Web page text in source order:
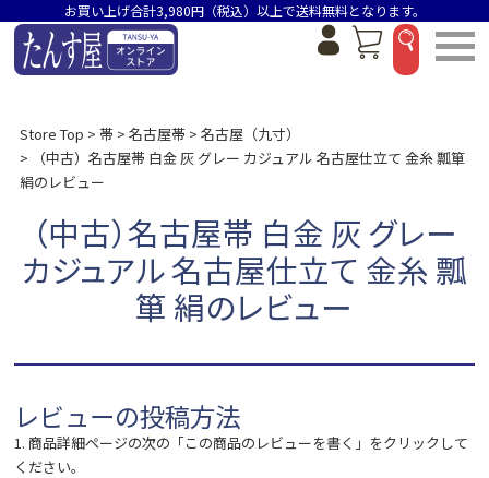
お買い上げ合計3,980円（税込）以上で送料無料となります。
Store Top 帯 名古屋帯
名古屋（九寸）
（中古）名古屋帯 白金 灰 グレー カジュアル 名古屋仕立て 金糸 瓢箪
絹のレビュー
（中古）名古屋帯 白金 灰 グレー
カジュアル 名古屋仕立て 金糸 瓢
箪 絹のレビュー
レビューの投稿方法
1. 商品詳細ページの次の「この商品のレビューを書く」をクリックして
ください。